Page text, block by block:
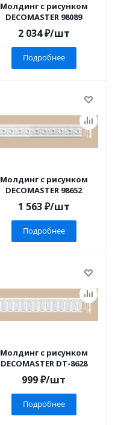
Молдинг с рисунком
DECOMASTER 98089
2 034₽/шт
Подробнее
Молдинг с рисунком
DECOMASTER 98652
1 563₽/шт
Подробнее
Молдинг с рисунком
DECOMASTER DT-8628
999₽/шт
Подробнее